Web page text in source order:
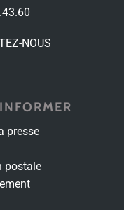
NOUS
presse
postale